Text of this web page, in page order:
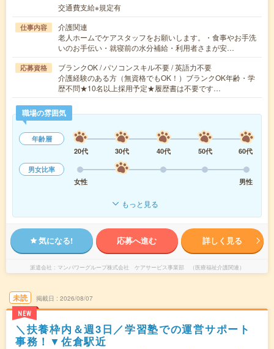
交通費支給※規定有
仕事内容
介護関連
老人ホームでケアスタッフをお願いします。・食事やお手洗
いのお手伝い・就寝前の水分補給・利用者さまが安…
応募資格
ブランクOK / パソコンスキル不要 / 英語力不要
介護経験のある方（無資格でもOK！）ブランクOK年齢・学
歴不問★10名以上採用予定★履歴書は不要です…
職場の雰囲気
年齢層
20代
30代 40代 50代
60代
男女比率
女性
男性
もっと見る
気になる! 応募へ進む 詳しく見る
派遣会社 マンパワーグループ株式会社 ケアサービス事業部 （医療福祉介護関連）
未読
NEW
掲載日 2026/08/07
＼扶養枠内＆週3日／学習塾での運営サポート
事務！▼佐倉駅近